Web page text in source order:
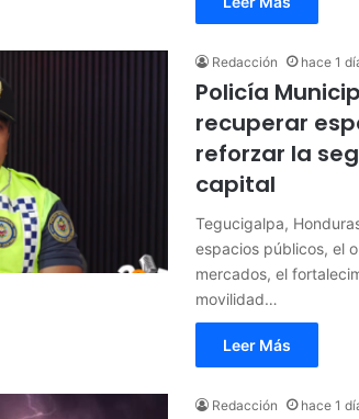
Redacción hace 1
Policía
recuperar
reforzar la
capital
Tegucigalpa,
espacios públicos, el
mercados, el
movilidad…
Leer Más
Redacción hace 1